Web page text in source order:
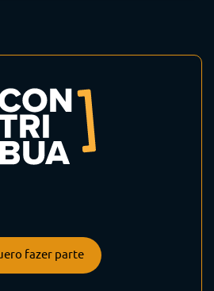
fazer parte